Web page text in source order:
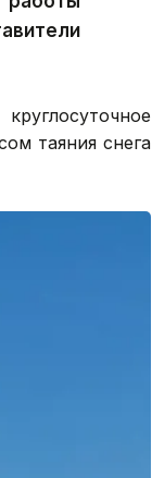
таяния снега